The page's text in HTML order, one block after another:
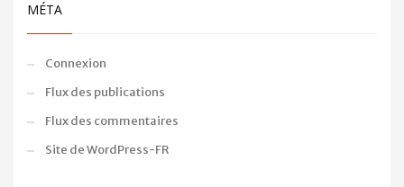
MÉTA
Connexion
Flux des publications
Flux des commentaires
Site de WordPress-FR